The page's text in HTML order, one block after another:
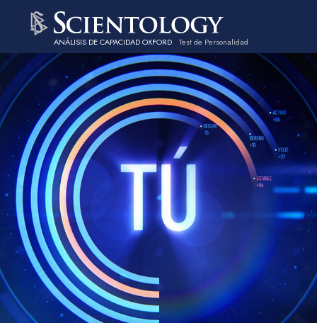
ANÁLISIS DE CAPACIDAD OXFORD Test de Personalidad